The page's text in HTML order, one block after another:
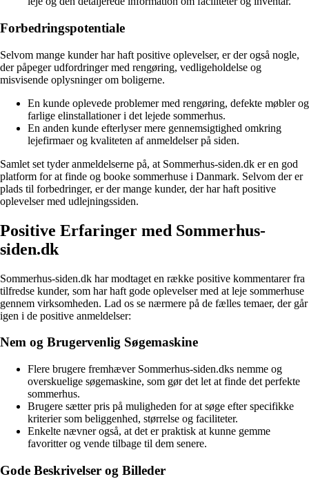
Forbedringspotentiale
Selvom mange kunder har haft positive oplevelser, er der også nogle,
der påpeger udfordringer med rengøring, vedligeholdelse og
misvisende oplysninger om boligerne.
En kunde oplevede problemer med rengøring, defekte møbler og
farlige elinstallationer i det lejede sommerhus.
En anden kunde efterlyser mere gennemsigtighed omkring
lejefirmaer og kvaliteten af anmeldelser på siden.
Samlet set tyder anmeldelserne på, at Sommerhus-siden.dk er en god
platform for at finde og booke sommerhuse i Danmark. Selvom der er
plads til forbedringer, er der mange kunder, der har haft positive
oplevelser med udlejningssiden.
Positive Erfaringer med Sommerhus-
siden.dk
Sommerhus-siden.dk har modtaget en række positive kommentarer fra
tilfredse kunder, som har haft gode oplevelser med at leje sommerhuse
gennem virksomheden. Lad os se nærmere på de fælles temaer, der går
igen i de positive anmeldelser:
Nem og Brugervenlig Søgemaskine
Flere brugere fremhæver Sommerhus-siden.dks nemme og
overskuelige søgemaskine, som gør det let at finde det perfekte
sommerhus.
Brugere sætter pris på muligheden for at søge efter specifikke
kriterier som beliggenhed, størrelse og faciliteter.
Enkelte nævner også, at det er praktisk at kunne gemme
favoritter og vende tilbage til dem senere.
Gode Beskrivelser og Billeder